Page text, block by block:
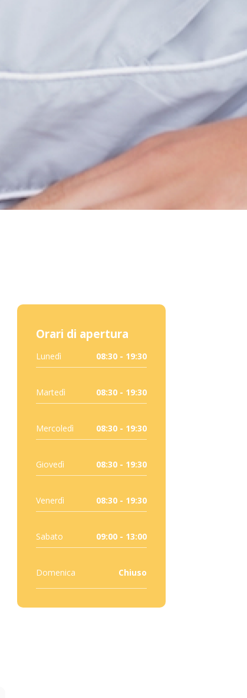
Orari di apertura
Lunedì 08:30 - 19:30
Martedì 08:30 - 19:30
Mercoledì 08:30 - 19:30
Giovedì 08:30 - 19:30
Venerdì 08:30 - 19:30
Sabato 09:00 - 13:00
Domenica Chiuso